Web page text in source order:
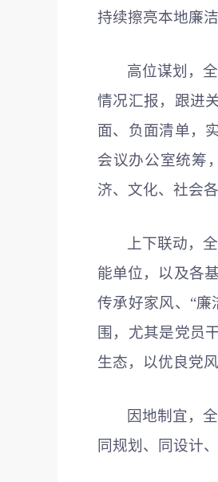
持续擦亮本地廉
高位谋划，
情况汇报，跟进
面、负面清单，
会议办公室统筹
济、文化、社会
上下联动，
能单位，以及各
传承好家风、“
围，尤其是党员
生态，以优良党
因地制宜，
同规划、同设计